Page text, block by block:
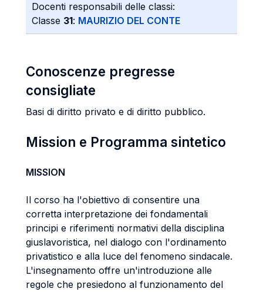
Docenti responsabili delle classi:
Classe 31: MAURIZIO DEL CONTE
Conoscenze pregresse
consigliate
Basi di diritto privato e di diritto pubblico.
Mission e Programma sintetico
MISSION
Il corso ha l'obiettivo di consentire una
corretta interpretazione dei fondamentali
principi e riferimenti normativi della disciplina
giuslavoristica, nel dialogo con l'ordinamento
privatistico e alla luce del fenomeno sindacale.
L'insegnamento offre un'introduzione alle
regole che presiedono al funzionamento del